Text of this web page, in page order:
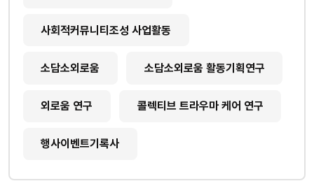
사회적커뮤니티조성 사업활동
소담소외로움 소담소외로움 활동기획연구
외로움 연구 콜렉티브 트라우마 케어 연구
행사이벤트기록사